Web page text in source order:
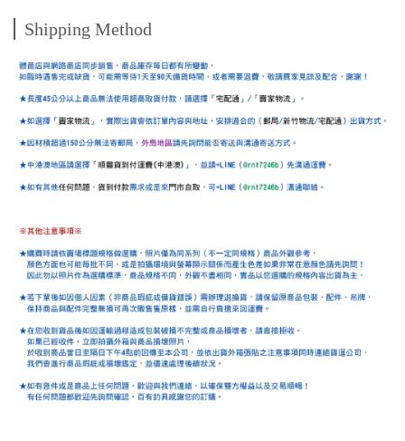
Shipping Method